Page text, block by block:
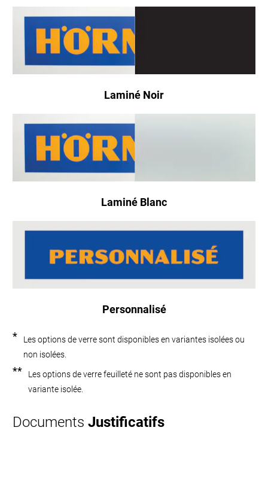
Laminé Noir
Laminé Blanc
Personnalisé
*
Les options de verre sont disponibles en variantes isolées ou
non isolées.
**
Les options de verre feuilleté ne sont pas disponibles en
variante isolée.
DocumentsJustificatifs